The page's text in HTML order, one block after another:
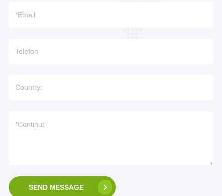
SEND MESSAGE